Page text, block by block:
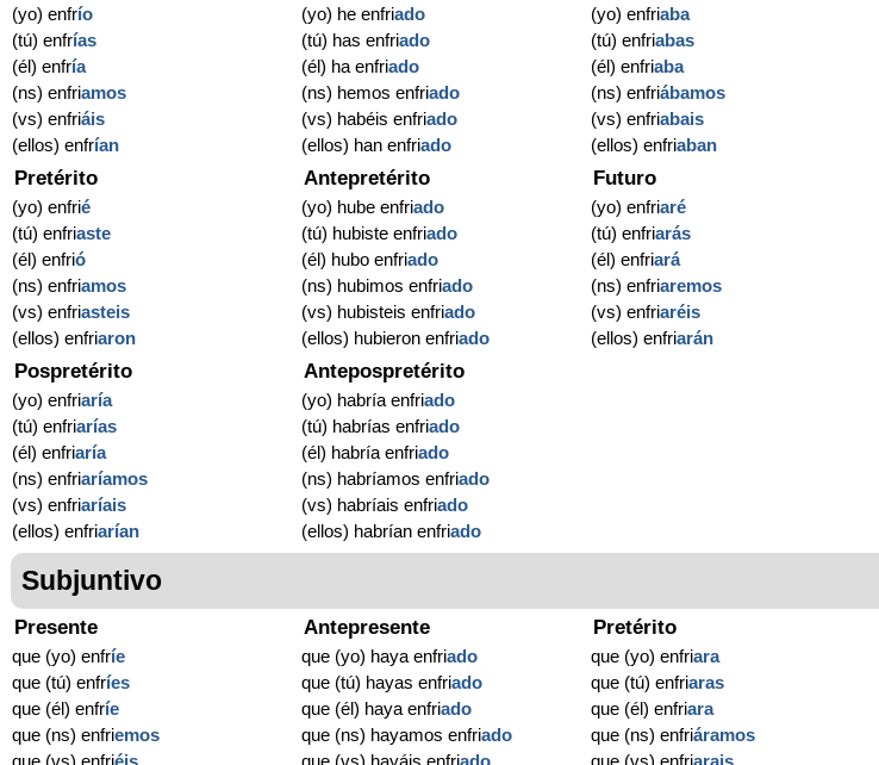
(yo) enfrío
(tú) enfrías
(él) enfría
(ns) enfriamos
(vs) enfriáis
(ellos) enfrían
(yo) he enfriado
(tú) has enfriado
(él) ha enfriado
(ns) hemos enfriado
(vs) habéis enfriado
(ellos) han enfriado
(yo) enfriaba
(tú) enfriabas
(él) enfriaba
(ns) enfriábamos
(vs) enfriabais
(ellos) enfriaban
Pretérito
(yo) enfrié
(tú) enfriaste
(él) enfrió
(ns) enfriamos
(vs) enfriasteis
(ellos) enfriaron
Antepretérito
(yo) hube enfriado
(tú) hubiste enfriado
(él) hubo enfriado
(ns) hubimos enfriado
(vs) hubisteis enfriado
(ellos) hubieron enfriado
Futuro
(yo) enfriaré
(tú) enfriarás
(él) enfriará
(ns) enfriaremos
(vs) enfriaréis
(ellos) enfriarán
Pospretérito
(yo) enfriaría
(tú) enfriarías
(él) enfriaría
(ns) enfriaríamos
(vs) enfriaríais
(ellos) enfriarían
Antepospretérito
(yo) habría enfriado
(tú) habrías enfriado
(él) habría enfriado
(ns) habríamos enfriado
(vs) habríais enfriado
(ellos) habrían enfriado
Subjuntivo
Presente
que (yo) enfríe
que (tú) enfríes
que (él) enfríe
que (ns) enfriemos
que (vs) enfriéis
Antepresente
que (yo) haya enfriado
que (tú) hayas enfriado
que (él) haya enfriado
que (ns) hayamos enfriado
que (vs) hayáis enfriado
Pretérito
que (yo) enfriara
que (tú) enfriaras
que (él) enfriara
que (ns) enfriáramos
que (vs) enfriarais